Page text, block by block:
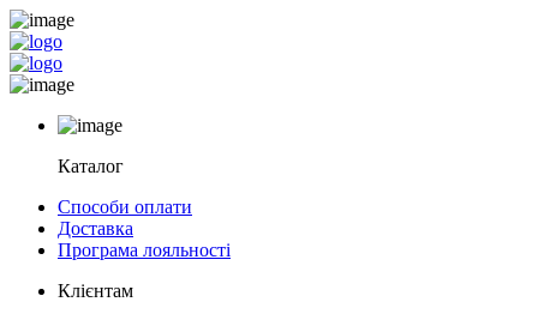
Каталог
Способи оплати
Доставка
Програма лояльності
Клієнтам